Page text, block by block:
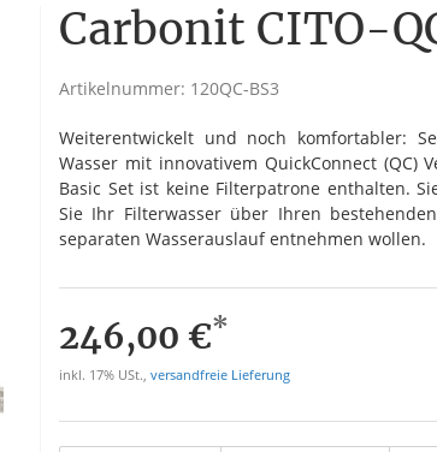
Carbonit CITO-
Artikelnummer: 120QC-BS3
Weiterentwickelt und noch komfortabler:
Wasser mit innovativem QuickConnect (QC)
Basic Set ist keine Filterpatrone enthalten.
Sie Ihr Filterwasser über Ihren
separaten Wasserauslauf entnehmen wollen.
246,00 €*
inkl. 17% USt., versandfreie Lieferung